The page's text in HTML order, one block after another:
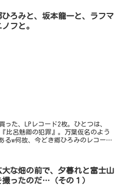
ひろみと、坂本龍一と、ラフマ
ノフと。
った、LPレコード2枚。ひとつは、
比呂魅卿の犯罪』。万葉仮名のよう
るw何故、今どき郷ひろみのレコード
大な畑の前で、夕暮れと富士山
撮ったのだ…（その１）